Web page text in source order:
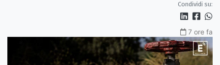
Condividi su:
7 ore fa